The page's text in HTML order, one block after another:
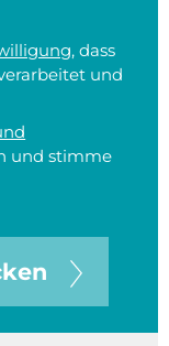
, dass
und
und stimme